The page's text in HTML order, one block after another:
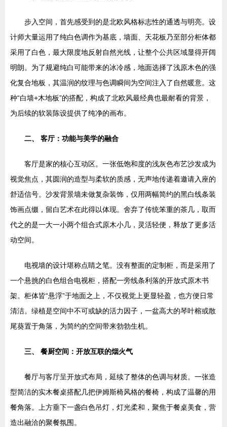
步入空间，首先感受到的是北欧风格标志性的通透与明亮。设
计师大量运用了纯白色调作为基底，墙面、天花板乃至部分柜体都
采用了白色，最大限度地反射自然光线，让整个公共区域显得开阔
明朗。为了规避纯白可能带来的冰冷感，地面选择了浅原木色的强
化复合地板，其温润的纹理与色调瞬间为空间注入了自然暖意。这
种“白墙+木地板”的搭配，构成了北欧风最经典也最耐看的背景，
为后续的软装陈设提供了纯净的画布。
二、 客厅：功能与美学的融合
客厅是家的核心互动区。一张低饱和度的浅灰色布艺沙发成为
视觉焦点，其圆润的造型与柔软的质感，无声地传递着邀请入座的
舒适信号。沙发背景墙未做复杂装饰，仅用两幅简约的黑白线条装
饰画点缀，留白艺术在此得以体现。舍弃了传统笨重的茶几，取而
代之的是一大一小两个组合式原木小几，灵活轻便，释放了更多活
动空间。
电视墙的设计堪称点睛之笔。没有整面的定制柜，而是采用了
一个悬挑的白色组合电视柜，搭配一旁线条利落的开放式原木书
架。柜体皆“悬浮”于地面之上，不仅视觉上更显轻盈，也方便日常
清洁。绿植是空间中不可或缺的活力因子，一盆高大的琴叶榕或散
尾葵置于角落，为简约的空间带来勃勃生机。
三、 餐厨空间：开放互联的烟火气
餐厅与客厅呈开放式布局，延续了整体的色调与材质。一张造
型简洁的实木餐桌搭配几把伊姆斯椅风格的餐椅，构成了温馨的用
餐角落。上方垂下一盏白色吊灯，灯光柔和，聚焦于餐桌美食，营
造出融洽的聚餐氛围。